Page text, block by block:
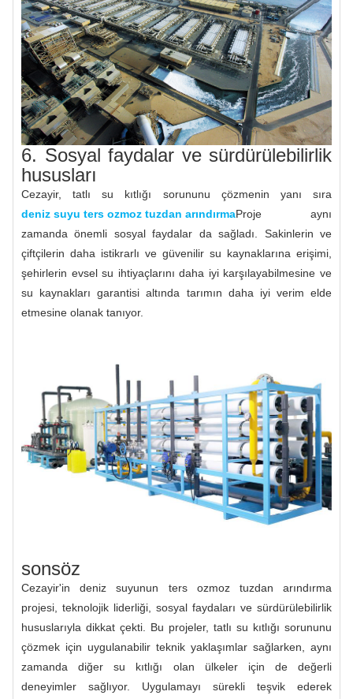
6. Sosyal faydalar ve sürdürülebilirlik
hususları
Cezayir, tatlı su kıtlığı sorununu çözmenin yanı sıra
deniz suyu ters ozmoz tuzdan arındırmaProje aynı
zamanda önemli sosyal faydalar da sağladı. Sakinlerin ve
çiftçilerin daha istikrarlı ve güvenilir su kaynaklarına erişimi,
şehirlerin evsel su ihtiyaçlarını daha iyi karşılayabilmesine ve
su kaynakları garantisi altında tarımın daha iyi verim elde
etmesine olanak tanıyor.
sonsöz
Cezayir'in deniz suyunun ters ozmoz tuzdan arındırma
projesi, teknolojik liderliği, sosyal faydaları ve sürdürülebilirlik
hususlarıyla dikkat çekti. Bu projeler, tatlı su kıtlığı sorununu
çözmek için uygulanabilir teknik yaklaşımlar sağlarken, aynı
zamanda diğer su kıtlığı olan ülkeler için de değerli
deneyimler sağlıyor. Uygulamayı sürekli teşvik ederek